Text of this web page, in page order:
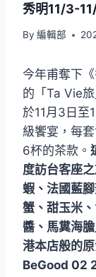
秀明11/3-
By 編輯部
今年甫奪下
的「Ta Vie
於11月3日至
級饗宴，每
6杯的茶款。
度訪台客座
蝦、法國藍
蟹、甜玉米
醬、馬糞海
港本店般的
BeGood 02